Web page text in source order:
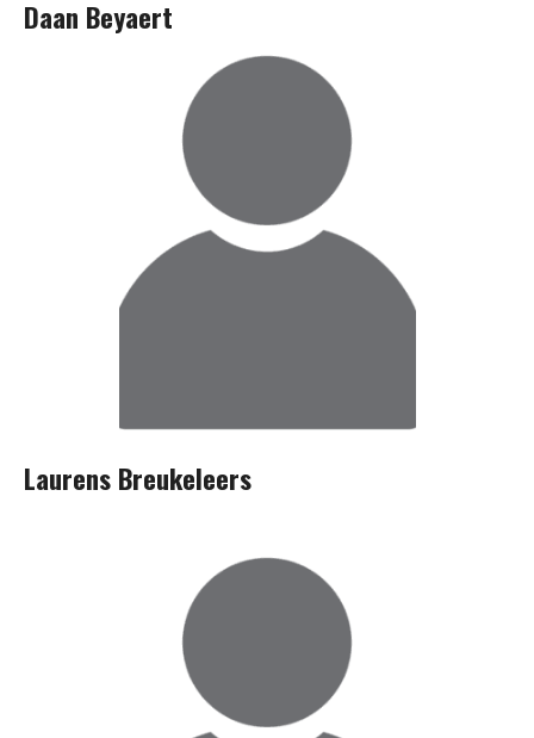
Daan Beyaert
Laurens Breukeleers